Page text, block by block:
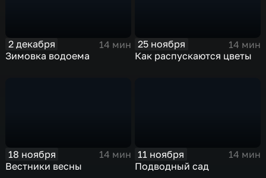
2 декабря
14 мин
Зимовка водоема
25 ноября
14 мин
Как распускаются цветы
18 ноября
14 мин
Вестники весны
11 ноября
14 мин
Подводный сад